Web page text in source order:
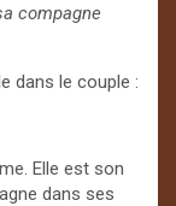
compagne
dans le couple :
Elle est son
dans ses